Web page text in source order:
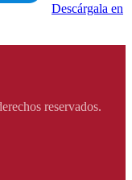
Descárgala en
reservados.